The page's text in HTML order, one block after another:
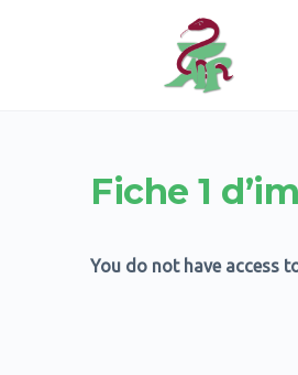
Fiche 1
You do not have access